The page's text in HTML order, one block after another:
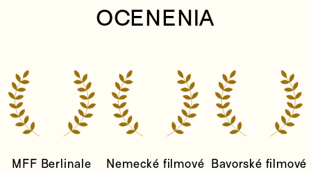
OCENENIA
MFF Berlinale
Nemecké filmové
Bavorské filmové